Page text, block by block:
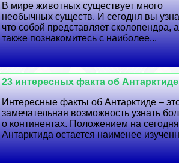
В мире животных существует много
необычных существ. И сегодня вы
что собой представляет сколопендра, а
также познакомитесь с наиболее...
23 интересных факта об Антарктиде
Интересные факты об Антарктиде –
замечательная возможность узнать
о континентах. Положением на сегодня
Антарктида остается наименее